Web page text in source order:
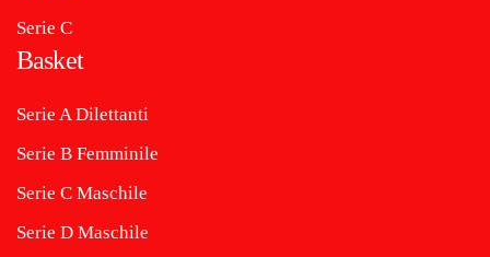
Serie C
Basket
Serie A Dilettanti
Serie B Femminile
Serie C Maschile
Serie D Maschile